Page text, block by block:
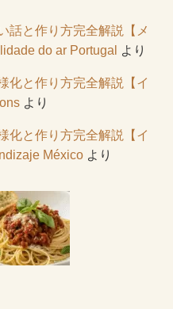
話と作り方完全解説【メ
do ar Portugal より
化と作り方完全解説【イ
より
化と作り方完全解説【イ
Méxicoより